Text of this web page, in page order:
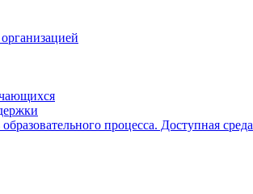
процесса. Доступная среда